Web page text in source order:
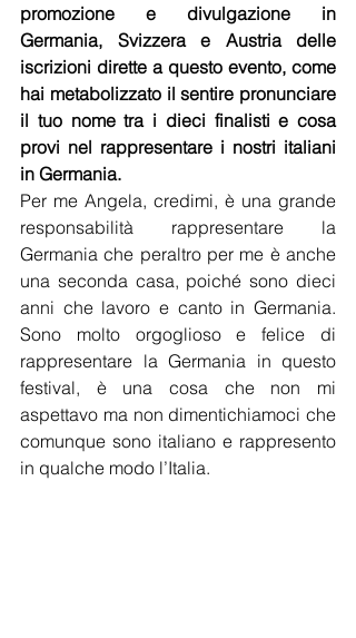
promozione e divulgazione in
Germania, Svizzera e Austria delle
iscrizioni dirette a questo evento, come
hai metabolizzato il sentire pronunciare
il tuo nome tra i dieci finalisti e cosa
provi nel rappresentare i nostri italiani
in Germania.
Per me Angela, credimi, è una grande
responsabilità rappresentare la
Germania che peraltro per me è anche
una seconda casa, poiché sono dieci
anni che lavoro e canto in Germania.
Sono molto orgoglioso e felice di
rappresentare la Germania in questo
festival, è una cosa che non mi
aspettavo ma non dimentichiamoci che
comunque sono italiano e rappresento
in qualche modo l’Italia.